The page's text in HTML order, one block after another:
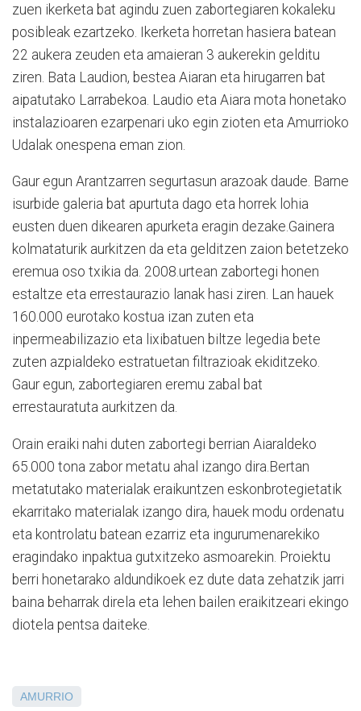
zuen ikerketa bat agindu zuen zabortegiaren kokaleku
posibleak ezartzeko. Ikerketa horretan hasiera batean
22 aukera zeuden eta amaieran 3 aukerekin gelditu
ziren. Bata Laudion, bestea Aiaran eta hirugarren bat
aipatutako Larrabekoa. Laudio eta Aiara mota honetako
instalazioaren ezarpenari uko egin zioten eta Amurrioko
Udalak onespena eman zion.
Gaur egun Arantzarren segurtasun arazoak daude. Barne
isurbide galeria bat apurtuta dago eta horrek lohia
eusten duen dikearen apurketa eragin dezake.Gainera
kolmataturik aurkitzen da eta gelditzen zaion betetzeko
eremua oso txikia da. 2008.urtean zabortegi honen
estaltze eta errestaurazio lanak hasi ziren. Lan hauek
160.000 eurotako kostua izan zuten eta
inpermeabilizazio eta lixibatuen biltze legedia bete
zuten azpialdeko estratuetan filtrazioak ekiditzeko.
Gaur egun, zabortegiaren eremu zabal bat
errestauratuta aurkitzen da.
Orain eraiki nahi duten zabortegi berrian Aiaraldeko
65.000 tona zabor metatu ahal izango dira.Bertan
metatutako materialak eraikuntzen eskonbrotegietatik
ekarritako materialak izango dira, hauek modu ordenatu
eta kontrolatu batean ezarriz eta ingurumenarekiko
eragindako inpaktua gutxitzeko asmoarekin. Proiektu
berri honetarako aldundikoek ez dute data zehatzik jarri
baina beharrak direla eta lehen bailen eraikitzeari ekingo
diotela pentsa daiteke.
AMURRIO